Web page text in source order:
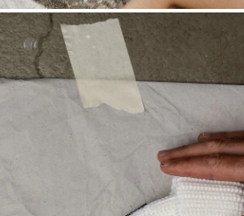
BILD
VERGRÖSSERN